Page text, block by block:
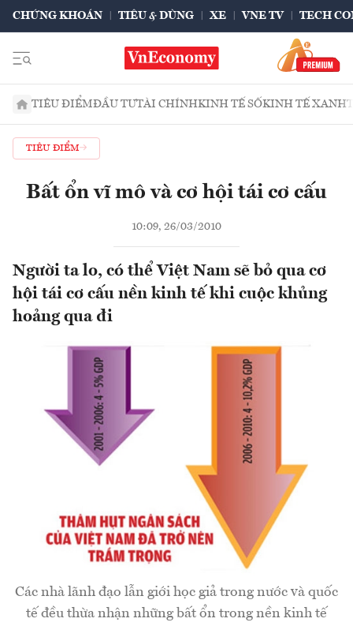
CHỨNG KHOÁN TIÊU & DÙNG XE VNE TV TECH
TIÊU ĐIỂMĐẦU TƯTÀI CHÍNHKINH TẾ SỐKINH TẾ XANH
TIÊU ĐIỂM
Bất ổn vĩ mô và cơ hội tái cơ cấu
10:09, 26/03/2010
Người ta lo, có thể Việt Nam sẽ bỏ qua cơ
hội tái cơ cấu nền kinh tế khi cuộc khủng
hoảng qua đi
Các nhà lãnh đạo lẫn giới học giả trong nước và quốc
tế đều thừa nhận những bất ổn trong nền kinh tế